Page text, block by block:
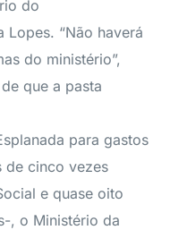
do
Lopes. “Não haverá
do ministério”,
que a pasta
para gastos
de cinco vezes
e quase oito
, o Ministério da